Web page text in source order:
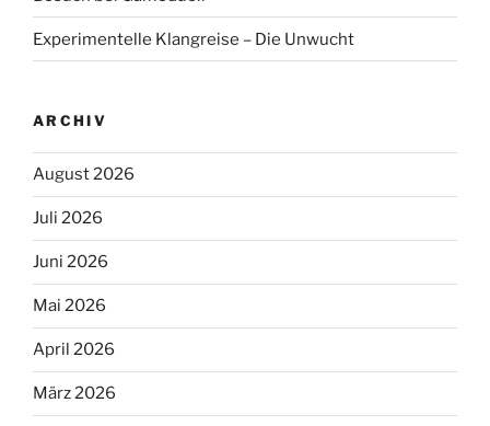
Experimentelle Klangreise – Die Unwucht
ARCHIV
August 2026
Juli 2026
Juni 2026
Mai 2026
April 2026
März 2026